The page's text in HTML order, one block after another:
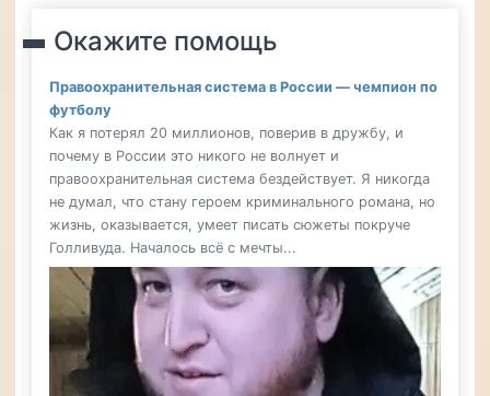
Окажите помощь
Правоохранительная система в России — чемпион по
футболу
Как я потерял 20 миллионов, поверив в дружбу, и
почему в России это никого не волнует и
правоохранительная система бездействует. Я никогда
не думал, что стану героем криминального романа, но
жизнь, оказывается, умеет писать сюжеты покруче
Голливуда. Началось всё с мечты...